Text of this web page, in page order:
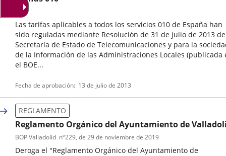
Las tarifas aplicables a todos los servicios 010 de España han
sido reguladas mediante Resolución de 31 de julio de 2013
Secretaría de Estado de Telecomunicaciones y para la
de la Información de las Administraciones Locales (publicada
el BOE...
boletin
Fecha de aprobación 13 de julio de 2013
Reglamento Orgánico del Ayuntamiento de
Deroga el "Reglamento Orgánico del Ayuntamiento de
REGLAMENTO
BOP Valladolid nº229, de 29 de noviembre de 2019